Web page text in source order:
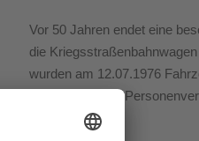
Vor 50 Jahren endet eine
die
wurden am 12.07.1976
der Bogestra im